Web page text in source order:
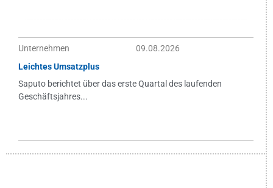
Unternehmen
09.08.2026
Leichtes Umsatzplus
Saputo berichtet über das erste Quartal des laufenden
Geschäftsjahres...